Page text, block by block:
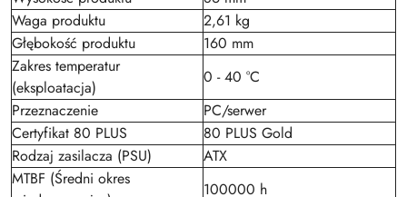
Waga produktu
2,61 kg
Głębokość produktu
160 mm
Zakres temperatur
(eksploatacja)
0 - 40 °C
Przeznaczenie
PC/serwer
Certyfikat 80 PLUS
80 PLUS Gold
Rodzaj zasilacza (PSU)
ATX
MTBF (Średni okres
100000 h